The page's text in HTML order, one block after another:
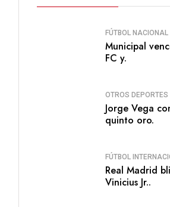
FÚTBOL NACIONAL
Municipal
FC y.
OTROS DEPORTES
Jorge Vega
quinto oro.
FÚTBOL
Real Madrid
Vinicius Jr..